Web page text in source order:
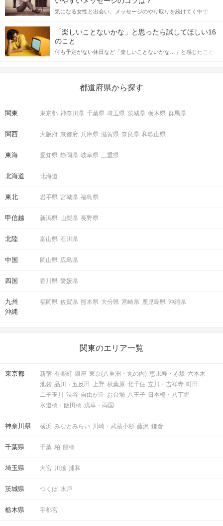
をしっかりと理解し、正しい行動に移せるかどうかが重要。 この
記事では、女性が話しかけて欲しい時に出すサインとその心理を
合にどのような行動に繋げるべきかをご紹介していきます。
気になる女性と出会い、メッセージのやり取りを続けてく中で
しかし、中には「どう誘ったらいいの？」とお困りの男性もいら
っしゃるのではないでしょうか。 そこで今回は、男性から女性へ
送るLINEでのデートの誘い方のコツをご紹介します。例文も混じ
えながら解説するので、ぜひ参考にしてください。
「楽しいことないかな」と思ったら試してほしい16
のこと
何も予定がない休日など「楽しいことないかな…」と感じたこと
の楽しいことアイデアを集めました♪ いままさに楽しいことを探し
都道府県から探す
関東 東京都 神奈川県 千葉県 埼玉県 茨城県 栃木県 群馬県
関西 大阪府 京都府 兵庫県 滋賀県 奈良県 和歌山県
東海 愛知県 静岡県 岐阜県 三重県
北海道 北海道
東北 岩手県 宮城県 福島県
甲信越 新潟県 山梨県 長野県
北陸 富山県 石川県
中国 岡山県 広島県
四国 香川県 愛媛県
九州
沖縄
福岡県 佐賀県 熊本県 大分県 宮崎県 鹿児島県 沖縄県
関東のエリア一覧
東京都 新宿 有楽町 銀座 東京(八重洲・丸の内) 恵比寿・赤坂 六本木
池袋 品川・五反田 上野 秋葉原 北千住 立川・吉祥寺 町田
二子玉川
渋谷 自由が丘 お台場 八王子 日本橋・八丁堀
水道橋・飯田橋 浅草・両国
神奈川県 横浜 みなとみらい 川崎・武蔵小杉 藤沢 鎌倉
千葉県 千葉 柏 船橋
埼玉県 大宮 川越 浦和
茨城県 つくば 水戸
栃木県 宇都宮